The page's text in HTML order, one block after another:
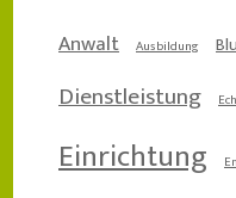
Anwalt Ausbildung
Dienstleistung
Einrichtung